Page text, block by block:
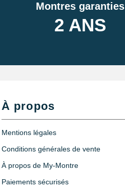
Montres garanties
2 ANS
À propos
Mentions légales
Conditions générales de vente
À propos de My-Montre
Paiements sécurisés